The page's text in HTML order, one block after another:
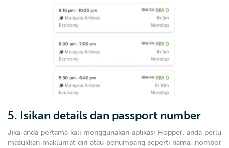
5. Isikan details dan passport number
Jika anda pertama kali menggunakan aplikasi Hopper, anda perlu
masukkan maklumat diri atau penumpang seperti nama, nombor